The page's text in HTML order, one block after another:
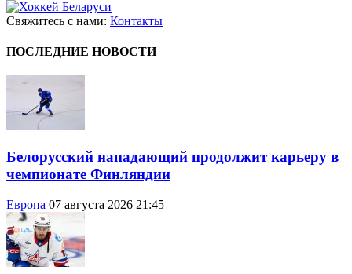
Свяжитесь с нами: Контакты
ПОСЛЕДНИЕ НОВОСТИ
Белорусский нападающий продолжит карьеру в
чемпионате Финляндии
Европа 07 августа 2026 21:45